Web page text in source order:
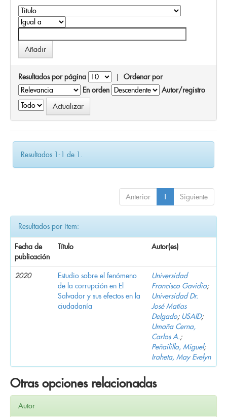
Resultados por página | Ordenar por
En orden
Autor/registro
Resultados 1-1 de 1.
Anterior 1 Siguiente
Resultados por ítem:
Fecha de
publicación
Título Autor(es)
2020
Estudio sobre el fenómeno
de la corrupción en El
Salvador y sus efectos en la
ciudadanía
Universidad
Francisco Gavidia;
Universidad Dr.
José Matías
Delgado; USAID;
Umaña Cerna,
Carlos A.;
Peñailillo, Miguel;
Iraheta, May Evelyn
Otras opciones relacionadas
Autor